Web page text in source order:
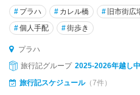
ェ
ビ
ー
チ
ハ
ブ
# プラハ # カレル橋 # 旧市街広
#個人手配 #街歩き
プラハ
旅行記グループ 2025-2026年越し
旅行記スケジュール（7件）